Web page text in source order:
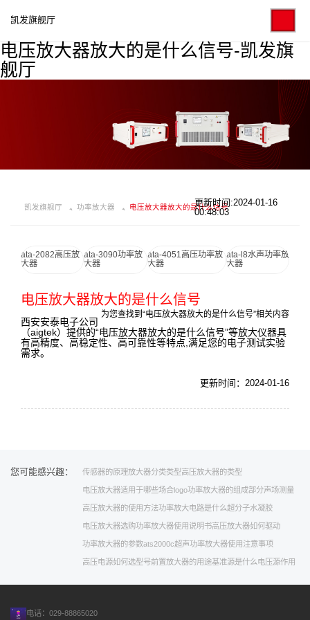
电压放大器放大的是什么信号-凯发旗
舰厅
凯发旗舰厅
凯发旗舰厅 功率放大器 电压放大器放大的是什么信号更新时间:2024-01-16
00:48:03
ata-2082高压放
大器
ata-3090功率放
大器
ata-4051高压功率放
大器
ata-l8水声功率放
大器
电压放大器放大的是什么信号
为您查找到“电压放大器放大的是什么信号”相关内容
西安安泰电子公司
（aigtek）提供的“电压放大器放大的是什么信号”等放大仪器具
有高精度、高稳定性、高可靠性等特点,满足您的电子测试实验
需求。
更新时间：2024-01-16
您可能感兴趣： 传感器的原理放大器分类类型高压放大器的类型
电压放大器适用于哪些场合logo功率放大器的组成部分声场测量
高压放大器的使用方法功率放大电路是什么超分子水凝胶
电压放大器选购功率放大器使用说明书高压放大器如何驱动
功率放大器的参数ats2000c超声功率放大器使用注意事项
高压电源如何选型号前置放大器的用途基准源是什么电压源作用
电话：029-88865020